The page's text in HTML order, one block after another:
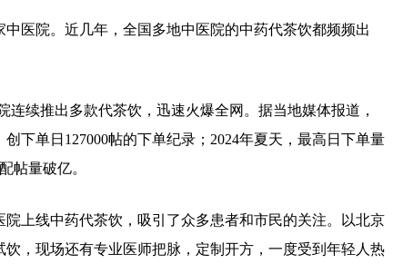
医院。近几年，全国多地中医院的中药代茶饮都频频出
连续推出多款代茶饮，迅速火爆全网。据当地媒体报道，
下单日127000帖的下单纪录；2024年夏天，最高日下单量
帖量破亿。
上线中药代茶饮，吸引了众多患者和市民的关注。以北京
，现场还有专业医师把脉，定制开方，一度受到年轻人热